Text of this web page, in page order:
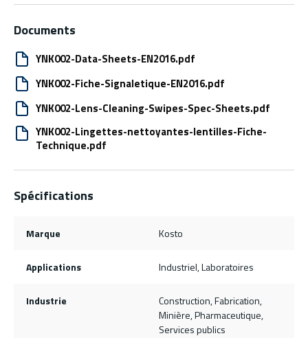
Documents
YNK002-Data-Sheets-EN2016.pdf
YNK002-Fiche-Signaletique-EN2016.pdf
YNK002-Lens-Cleaning-Swipes-Spec-Sheets.pdf
YNK002-Lingettes-nettoyantes-lentilles-Fiche-
Technique.pdf
Spécifications
Marque Kosto
Applications Industriel, Laboratoires
Industrie
Construction, Fabrication,
Minière, Pharmaceutique,
Services publics